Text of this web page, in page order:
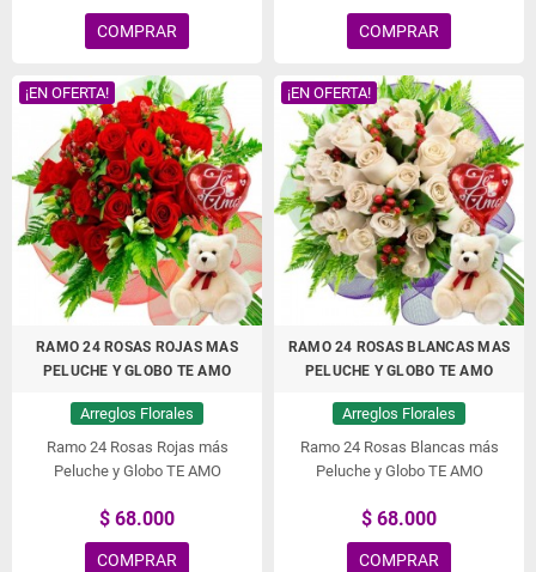
COMPRAR COMPRAR
¡EN OFERTA!
RAMO 24 ROSAS ROJAS MAS
PELUCHE Y GLOBO TE AMO
Arreglos Florales
Ramo 24 Rosas Rojas más
Peluche y Globo TE AMO
$ 68.000
COMPRAR
¡EN OFERTA!
RAMO 24 ROSAS BLANCAS MAS
PELUCHE Y GLOBO TE AMO
Arreglos Florales
Ramo 24 Rosas Blancas más
Peluche y Globo TE AMO
$ 68.000
COMPRAR